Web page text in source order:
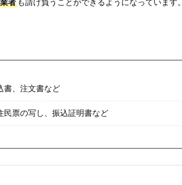
者 も請け負うことができるようになっています。
書、注文書など
民票の写し、振込証明書など